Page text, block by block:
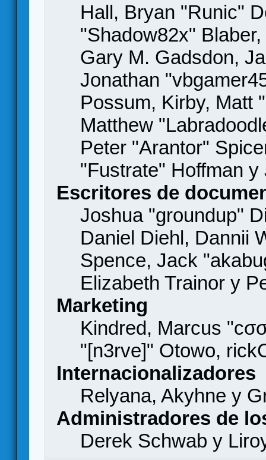
Hall, Bryan "Runic"
"Shadow82x"
Gary M. Gadsdon,
Jonathan
Possum, Kirby, Matt
Matthew
Peter "Arantor"
"Fustrate" Hoffman
Escritores de
Joshua "groundup"
Daniel Diehl, Dannii
Spence, Jack
Elizabeth Trainor y
Marketing
Kindred, Marcus
"[n3rve]" Otowo,
Internacionalizadores
Relyana, Akyhne y
Administradores de
Derek Schwab y